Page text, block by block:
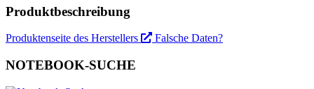
Produktbeschreibung
Produktenseite des Herstellers Falsche Daten?
NOTEBOOK-SUCHE